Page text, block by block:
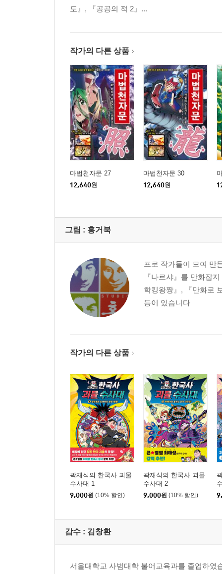
도』, 『공공의 적 2』...
작가의 다른 상품
마법천자문 27
12,640원
마법천자문 30
12,640원
그림 : 홍거북
프로 작가들이 모여 만
『나르샤』를 만화잡
학킹왕짱』, 『만화로
등이 있습니다
작가의 다른 상품
곽재식의 한국사 괴물
수사대 1
9,000원 (10% 할인)
곽재식의 한국사 괴물
수사대 2
9,000원 (10% 할인)
감수 : 김창환
서울대학교 사범대학 불어교육과를 졸업하